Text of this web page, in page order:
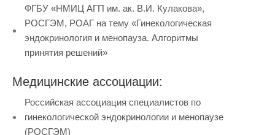
ФГБУ «НМИЦ АГП им. ак. В.И. Кулакова»,
РОСГЭМ, РОАГ на тему «Гинекологическая
эндокринология и менопауза. Алгоритмы
принятия решений»
Медицинские ассоциации:
Российская ассоциация специалистов по
гинекологической эндокринологии и менопаузе
(РОСГЭМ)